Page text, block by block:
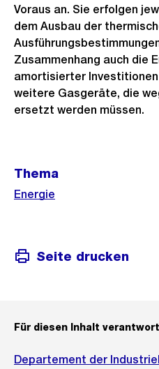
Voraus an. Sie erfolgen
dem Ausbau der
Zusammenhang auch die
amortisierter
weitere Gasgeräte, die
ersetzt werden müssen.
Informationen
Thema
Energie
Seite drucken
Für diesen Inhalt
Departement der